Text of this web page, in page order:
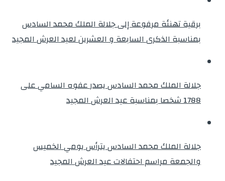
برقية تهنئة مرفوعة إلى جلالة الملك محمد السادس
بمناسبة الذكرى السابعة و العشرين لعيد العرش المجيد
جلالة الملك محمد السادس يصدر عفوه السامي على
1788 شخصا بمناسبة عيد العرش المجيد
جلالة الملك محمد السادس يترأس يومي الخميس
والجمعة مراسم احتفالات عيد العرش المجيد